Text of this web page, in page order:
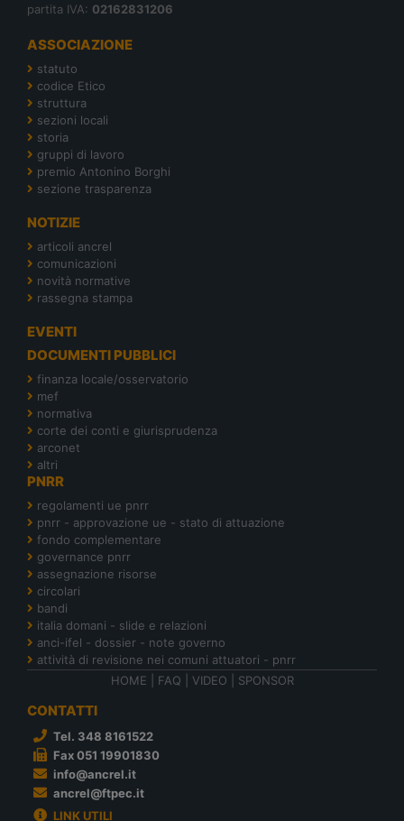
partita IVA: 02162831206
ASSOCIAZIONE
statuto
codice Etico
struttura
sezioni locali
storia
gruppi di lavoro
premio Antonino Borghi
sezione trasparenza
NOTIZIE
articoli ancrel
comunicazioni
novità normative
rassegna stampa
EVENTI
DOCUMENTI PUBBLICI
finanza locale/osservatorio
mef
normativa
corte dei conti e giurisprudenza
arconet
altri
PNRR
regolamenti ue pnrr
pnrr - approvazione ue - stato di attuazione
fondo complementare
governance pnrr
assegnazione risorse
circolari
bandi
italia domani - slide e relazioni
anci-ifel - dossier - note governo
attività di revisione nei comuni attuatori - pnrr
HOME
FAQ VIDEO SPONSOR
CONTATTI
Tel. 348 8161522
Fax 051 19901830
info@ancrel.it
ancrel@ftpec.it
LINK UTILI